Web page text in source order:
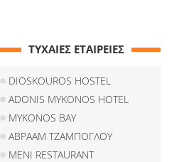
ΤΥΧΑΙΕΣ ΕΤΑΙΡΕΙΕΣ
DIOSKOUROS HOSTEL
ADONIS MYKONOS HOTEL
MYKONOS BAY
ΑΒΡΑΑΜ ΤΖΑΜΠΟΓΛΟΥ
MENI RESTAURANT